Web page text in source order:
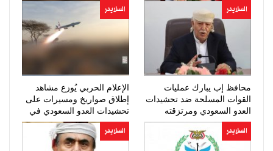
السلايدر
محافظ إب يبارك عمليات
القوات المسلحة ضد تحشيدات
العدو السعودي ومرتزقته
السلايدر
الإعلام الحربي يُوزع مشاهد
إطلاق صواريخ ومسيرات على
تحشيدات العدو السعودي في
المخا
السلايدر السلايدر